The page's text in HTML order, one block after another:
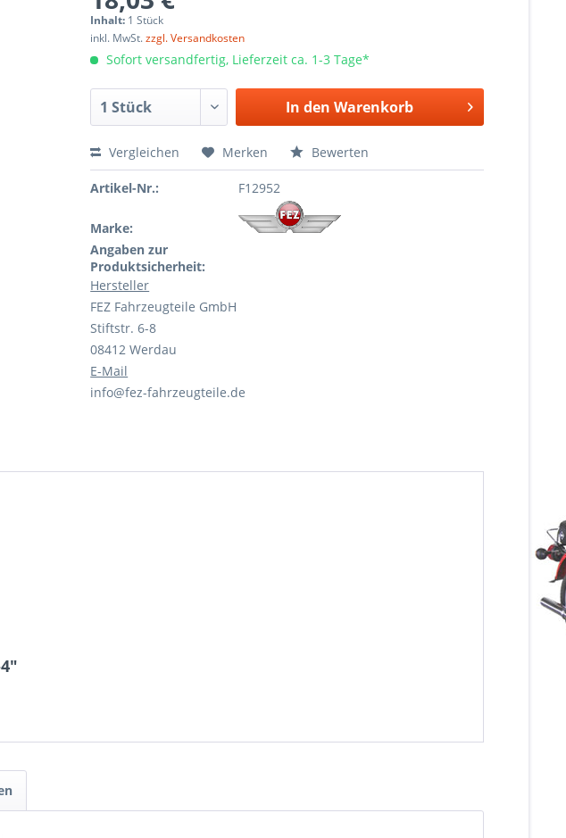
Inhalt: 1 Stück
inkl. MwSt.zzgl. Versandkosten
Sofort versandfertig, Lieferzeit ca. 1-3 Tage*
In den Warenkorb
Vergleichen Merken Bewerten
Artikel-Nr.: F12952
Marke:
Angaben zur
Produktsicherheit:
Hersteller
FEZ Fahrzeugteile GmbH
Stiftstr. 6-8
08412 Werdau
E-Mail
info@fez-fahrzeugteile.de